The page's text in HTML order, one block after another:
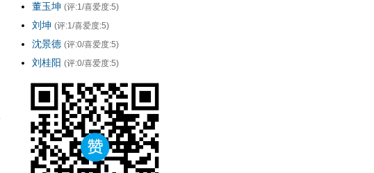
董玉坤 (评:1/喜爱度:5)
刘坤 (评:1/喜爱度:5)
沈景德 (评:0/喜爱度:5)
刘桂阳 (评:0/喜爱度:5)